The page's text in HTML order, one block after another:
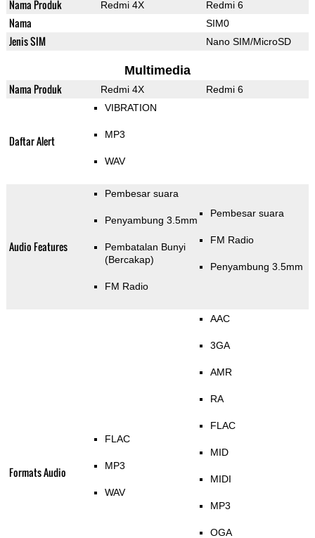
Nama Produk Redmi 4X Redmi 6
Nama SIM0
Jenis SIM Nano SIM/MicroSD
Multimedia
Nama Produk Redmi 4X Redmi 6
Daftar Alert
VIBRATION
MP3
WAV
Audio Features
Pembesar suara
Penyambung 3.5mm
Pembatalan Bunyi
(Bercakap)
FM Radio
Pembesar suara
FM Radio
Penyambung 3.5mm
Formats Audio
FLAC
MP3
WAV
AAC
3GA
AMR
RA
FLAC
MID
MIDI
MP3
OGA